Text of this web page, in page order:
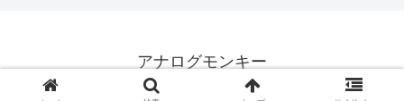
アナログモンキー
© 1999 アナログモンキー.